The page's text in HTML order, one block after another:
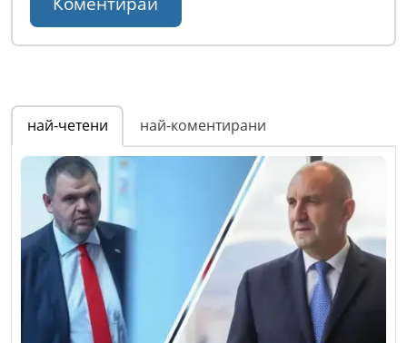
най-четени най-коментирани